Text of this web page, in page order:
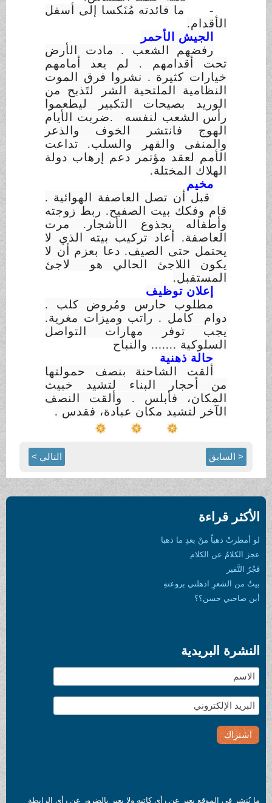
-
ما فائدته مُنَكسا إلى أسفل
الأقدام.
الجيش الأحمر
رفضهم الشعب . مادت الأرض
تحت أقدامهم . لم يعد أمامهم
خيارات كثيرة . نشروا فرق الموت
النظامية الملتحية الشر لتَذبح من
الوريد بصيحات التكبير ليطعموا
رأس الشعب لنفسه .ضربت الأيام
الهوج فانتشر الخوف والذعر
والمنفى والقهر والسلب. تداعت
الأمم لعقد مؤتمر دعم إرهاب دولة
الهلاك المختلة.
مخيم
قبل أن تصل العاصفة الهوائية .
قام وفكك بيت الصفيح. ربط زوجته
وأطفالهبجذوع الأشجار. مرت
العاصفة. أعاد تركيب بيته الذي لا
يحتمل حتى الصيف. دعا بعزم أن لا
يكون اللاجئ الحالي هو لاجئ
المستقبل.
إعلان توظيف
مطلوب حارس ومُروض كلب .
دوام كامل . راتب وميزات مغرية.
يجب توفر مهارات التواصل
السلوكية ....... والنباح
حالة ذهنية
ألقت الشاحنة بنصف حمولتها
من أحجار البناء لتشيد خبيث
المكان، فأبلس . وألقت النصف
الآخر لتشيد مكان عبادة، فقدس .
< السابق التالي >
الأكثر قراءة
لو أمطرتْ ذهباً منْ بعدِ ما ذهبا
عجز الكلامُ عن الكلام
فَجْرُ النَّفير
بيتٌ من الشعرِ اذهلني بروعتهِ
أين صاحبي حسن؟؟
النشرة البريدية
ما يُنشر في الموقع يعبر عن رأي كاتبه ولا يعبر بالضرور عن رأي الرابطة